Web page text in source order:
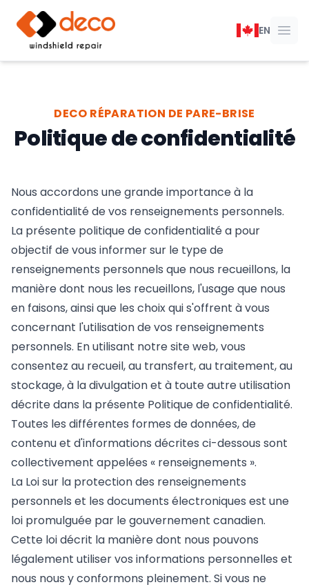
DECO Réparation de pare-brise
EN
DECO RÉPARATION DE PARE-BRISE
Politique de confidentialité
Nous accordons une grande importance à la
confidentialité de vos renseignements personnels.
La présente politique de confidentialité a pour
objectif de vous informer sur le type de
renseignements personnels que nous recueillons, la
manière dont nous les recueillons, l'usage que nous
en faisons, ainsi que les choix qui s'offrent à vous
concernant l'utilisation de vos renseignements
personnels. En utilisant notre site web, vous
consentez au recueil, au transfert, au traitement, au
stockage, à la divulgation et à toute autre utilisation
décrite dans la présente Politique de confidentialité.
Toutes les différentes formes de données, de
contenu et d'informations décrites ci-dessous sont
collectivement appelées « renseignements ».
La Loi sur la protection des renseignements
personnels et les documents électroniques est une
loi promulguée par le gouvernement canadien.
Cette loi décrit la manière dont nous pouvons
légalement utiliser vos informations personnelles et
nous nous y conformons pleinement. Si vous ne